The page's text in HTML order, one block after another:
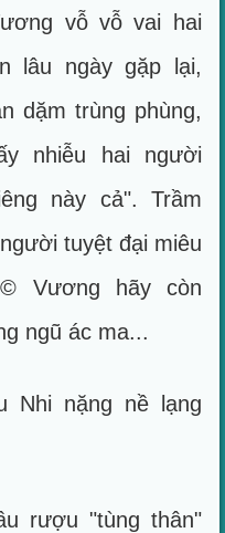
vỗ vỗ vai hai
lâu ngày gặp lại,
dặm trùng phùng,
nhiễu hai người
này cả". Trầm
tuyệt đại miêu
Vương hãy còn
ngũ ác ma...
Nhi nặng nề lạng
rượu "tùng thân"